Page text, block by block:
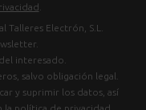
Talleres Electrón, S.L.
interesado.
salvo obligación legal.
y suprimir los datos, así